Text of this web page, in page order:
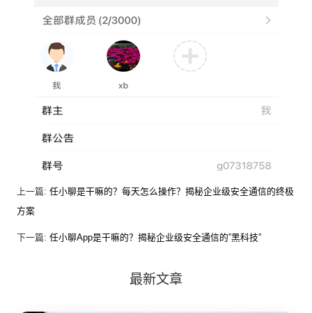
上一篇: 任小聊是干嘛的？每天怎么操作？揭秘企业级安全通信的终极
方案
下一篇: 任小聊App是干嘛的？揭秘企业级安全通信的”黑科技”
最新文章